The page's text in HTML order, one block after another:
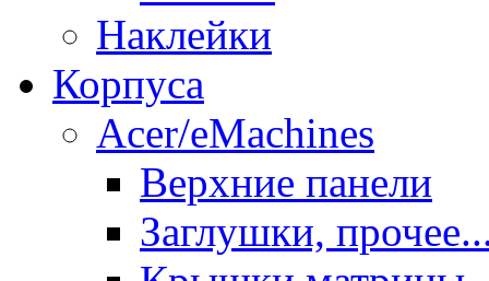
Наклейки
Корпуса
Acer/eMachines
Верхние панели
Заглушки,